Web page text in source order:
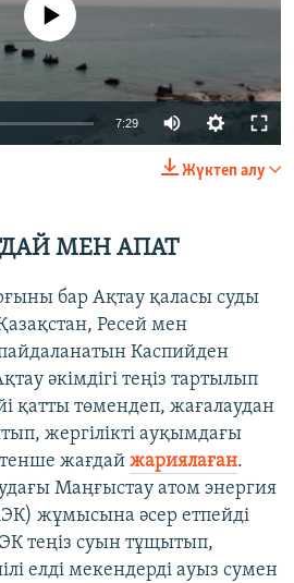
7:29
Жүктеп алу
МЕН АПАТ
бар Ақтау қаласы суды
Ресей мен
Каспийден
әкімдігі теңіз тартылып
қатты төмендеп, жағалаудан
жергілікті ауқымдағы
жағдай жариялаған.
Маңғыстау атом энергия
жұмысына әсер етпейді
теңіз суын тұщытып,
елді мекендерді ауыз сумен